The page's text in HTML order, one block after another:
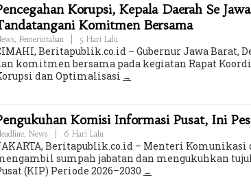
Korupsi, Kepala Daerah Se
Komitmen Bersama
Pemerintahan 5 Hari Lalu
Beritapublik.co.id – Gubernur Jawa Barat,
komitmen bersama pada kegiatan Rapat
dan Optimalisasi
Komisi Informasi Pusat, Ini
News 6 Hari Lalu
Beritapublik.co.id – Menteri Komunikasi
sumpah jabatan dan mengukuhkan
(KIP) Periode 2026–2030